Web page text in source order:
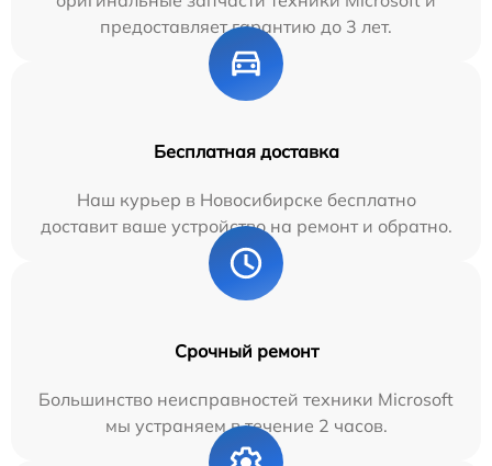
предоставляет гарантию до 3 лет.
Бесплатная доставка
Наш курьер в Новосибирске бесплатно
доставит ваше устройство на ремонт и обратно.
Срочный ремонт
Большинство неисправностей техники Microsoft
мы устраняем в течение 2 часов.